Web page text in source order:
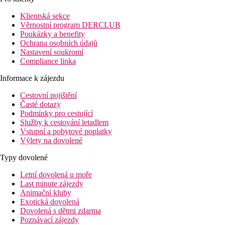
slavné dubajské památky. Hotel nabízí hostům soukromou pláž,
infinity bazén, basketbalové hřiště,
fitness centrum.
Vzdálenost
pláž: 0 m
letiště:
Letiště Dubaj (DXB): 40 km
Letiště Ras Al Khaimah: 135 km
Letiště Abu Dhabi: 105 km
centrum: 25 km
nákupní možnosti: cca 4 km
Popis pokoje
Dvoulůžkový pokoj, Deluxe, Výhled moře:
telefon
TV/sat.
koupelna/WC (vysoušeč vlasů)
Wi-Fi
minibar
27m2
výhled na moře
Klientská sekce
Věrnostní program DERCLUB
Poukázky a benefity
Ochrana osobních údajů
Nastavení soukromí
Compliance linka
Informace k zájezdu
Cestovní pojištění
Časté dotazy
Podmínky pro cestující
Služby k cestování letadlem
Vstupní a pobytové poplatky
Výlety na dovolené
Typy dovolené
Letní dovolená u moře
Last minute zájezdy
Animační kluby
Exotická dovolená
Dovolená s dětmi zdarma
Poznávací zájezdy